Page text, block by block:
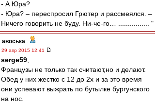
- А Юра?
- Юра? – переспросил Грютер и рассмеялся. –
Ничего говорить не буду. Ни-че-го… ................ "
авоська -
29 апр 2015 12:41
serge59
Французы не только так считают,но и делают.
Обед у них жестко с 12 до 2х и за это время
они успевают выжрать по бутылке бургунского
на нос.